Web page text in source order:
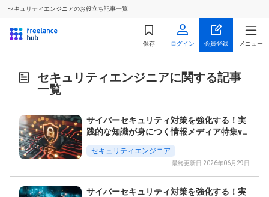
セキュリティエンジニアのお役立ち記事一覧
保存 ログイン 会員登録 メニュー
セキュリティエンジニアに関する記事
一覧
サイバーセキュリティ対策を強化する！実
践的な知識が身につく情報メディア特集vo
l.2
セキュリティエンジニア
最終更新日:2026年06月29日
サイバーセキュリティ対策を強化する！実